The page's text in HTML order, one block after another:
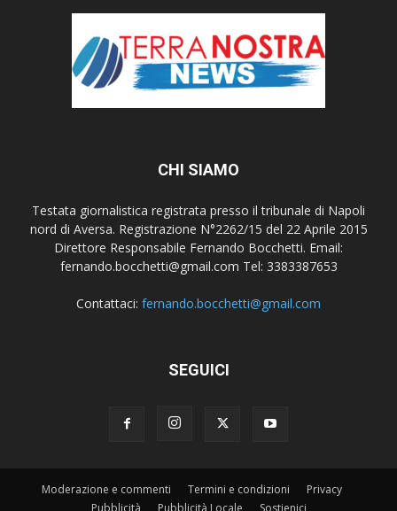
CHI SIAMO
Testata giornalistica registrata presso il tribunale di Napoli
nord di Aversa. Registrazione N°2262/15 del 22 Aprile 2015
Direttore Responsabile Fernando Bocchetti. Email:
fernando.bocchetti@gmail.com Tel: 3383387653
Contattaci: fernando.bocchetti@gmail.com
SEGUICI
Moderazione e commenti Termini e condizioni
Privacy
Pubblicità
Pubblicità Locale Sostienici